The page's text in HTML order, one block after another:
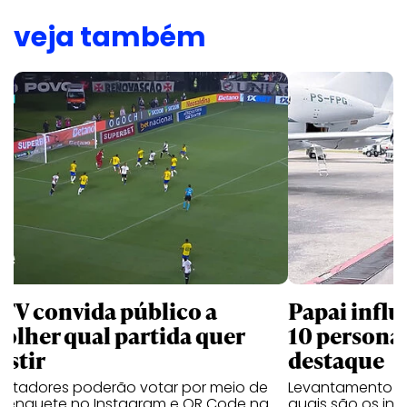
veja também
TV convida público a
qual partida quer
poderão votar por meio de
Papai
10
destaque
Levantamento